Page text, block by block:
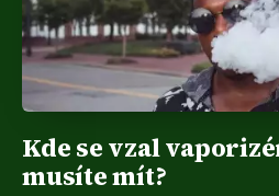
Kde se vzal
musíte mít?